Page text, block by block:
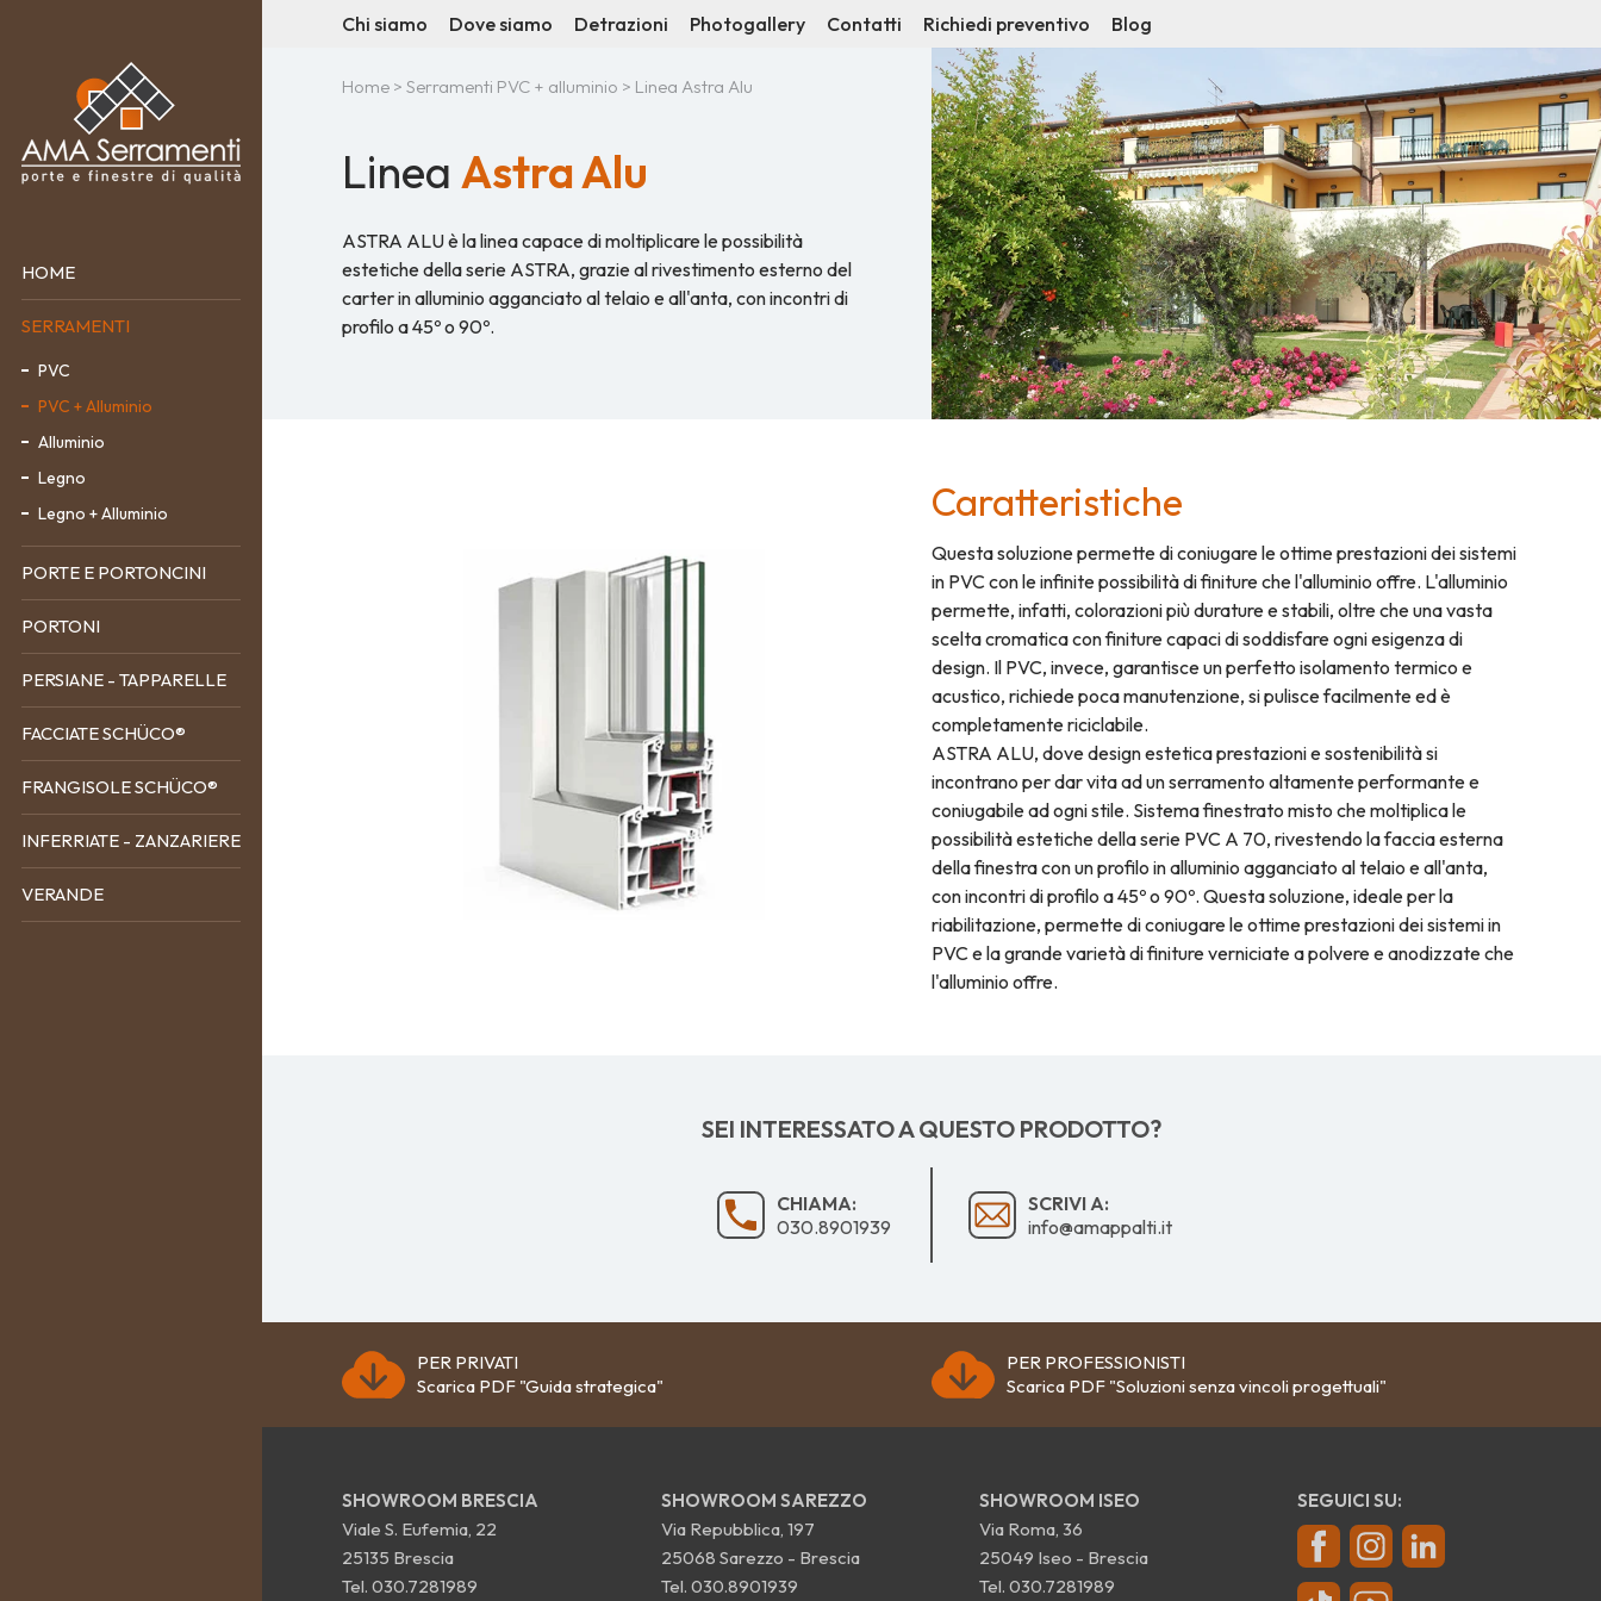
HOME
SERRAMENTI
PVC
PVC + Alluminio
Alluminio
Legno
Legno + Alluminio
PORTE E PORTONCINI
PORTONI
PERSIANE - TAPPARELLE
FACCIATE SCHÜCO®
FRANGISOLE SCHÜCO®
INFERRIATE - ZANZARIERE
VERANDE
Chi siamo Dove siamo Detrazioni Photogallery Contatti Richiedi preventivo Blog
Home >Serramenti PVC + alluminio > Linea Astra Alu
LineaAstra Alu
ASTRA ALU è la linea capace di moltiplicare le possibilità
estetiche della serie ASTRA, grazie al rivestimento esterno del
carter in alluminio agganciato al telaio e all'anta, con incontri di
profilo a 45º o 90º.
Caratteristiche
Questa soluzione permette di coniugare le ottime prestazioni dei sistemi
in PVC con le infinite possibilità di finiture che l'alluminio offre. L'alluminio
permette, infatti, colorazioni più durature e stabili, oltre che una vasta
scelta cromatica con finiture capaci di soddisfare ogni esigenza di
design. Il PVC, invece, garantisce un perfetto isolamento termico e
acustico, richiede poca manutenzione, si pulisce facilmente ed è
completamente riciclabile.
ASTRA ALU, dove design estetica prestazioni e sostenibilità si
incontrano per dar vita ad un serramento altamente performante e
coniugabile ad ogni stile. Sistema finestrato misto che moltiplica le
possibilità estetiche della serie PVC A 70, rivestendo la faccia esterna
della finestra con un profilo in alluminio agganciato al telaio e all'anta,
con incontri di profilo a 45º o 90º. Questa soluzione, ideale per la
riabilitazione, permette di coniugare le ottime prestazioni dei sistemi in
PVC e la grande varietà di finiture verniciate a polvere e anodizzate che
l'alluminio offre.
SEI INTERESSATO A QUESTO PRODOTTO?
CHIAMA:
030.8901939
SCRIVI A:
info@amappalti.it
PER PRIVATI
Scarica PDF "Guida strategica"
PER PROFESSIONISTI
Scarica PDF "Soluzioni senza vincoli progettuali"
SHOWROOM BRESCIA
Viale S. Eufemia, 22
25135 Brescia
Tel.030.7281989
SHOWROOM SAREZZO
Via Repubblica, 197
25068 Sarezzo - Brescia
Tel. 030.8901939
SHOWROOM ISEO
Via Roma, 36
25049 Iseo - Brescia
Tel. 030.7281989
SEGUICI SU: